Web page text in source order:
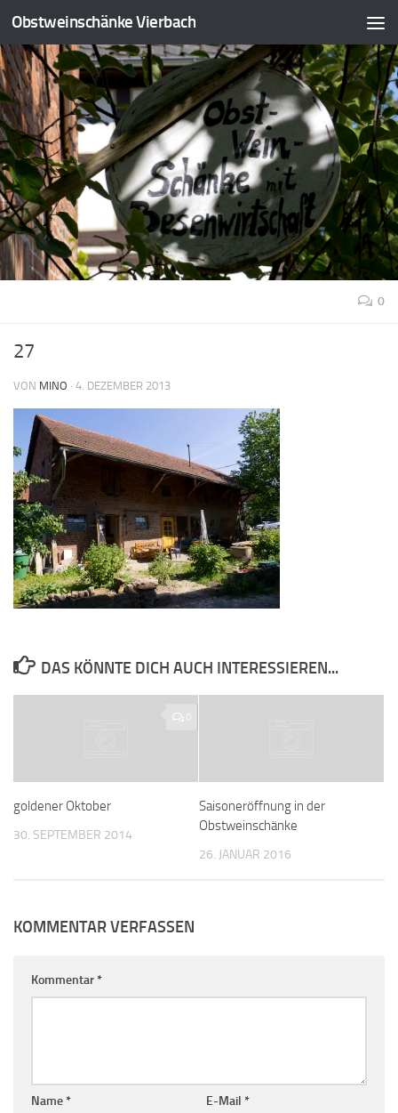
Obstweinschänke Vierbach
0
27
VON MINO · 4. DEZEMBER 2013
DAS KÖNNTE DICH AUCH INTERESSIEREN...
0
goldener Oktober
30. SEPTEMBER 2014
Saisoneröffnung in der
Obstweinschänke
26. JANUAR 2016
KOMMENTAR VERFASSEN
Kommentar*
Name* E-Mail *